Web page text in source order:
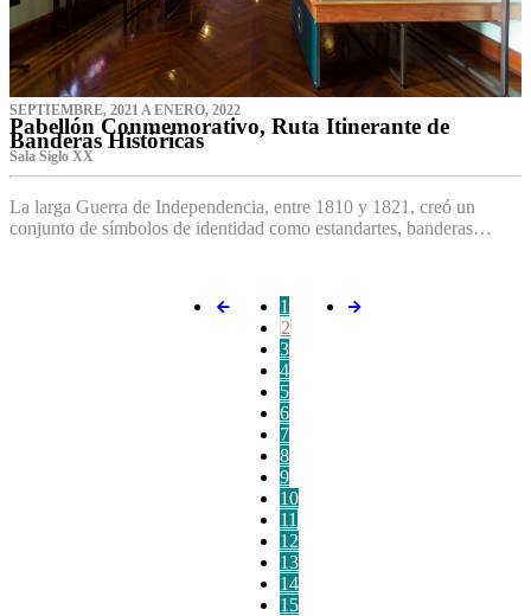
SEPTIEMBRE, 2021 A ENERO, 2022
Pabellón Conmemorativo, Ruta Itinerante de
Banderas Históricas
Sala Siglo XX
La larga Guerra de Independencia, entre 1810 y 1821, creó un
conjunto de símbolos de identidad como estandartes, banderas…
1
2
3
4
5
6
7
8
9
10
11
12
13
14
15